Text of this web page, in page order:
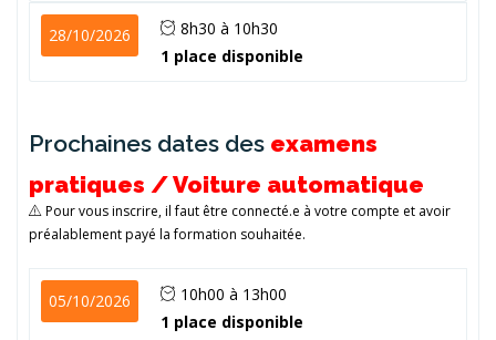
28/10/2026
8h30 à 10h30
1 place disponible
Prochaines dates des examens
pratiques / Voiture automatique
Pour vous inscrire, il faut être connecté.e à votre compte et avoir
préalablement payé la formation souhaitée.
05/10/2026
10h00 à 13h00
1 place disponible